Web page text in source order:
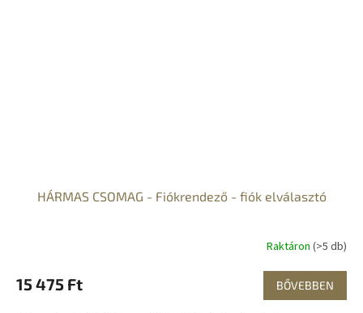
HÁRMAS CSOMAG - Fiókrendező - fiók elválasztó
Raktáron (>5 db)
15 475 Ft BŐVEBBEN